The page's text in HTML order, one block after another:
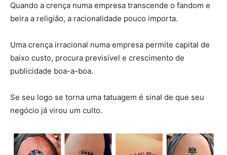
Quando a crença numa empresa transcende o fandom e
beira a religião, a racionalidade pouco importa.
Uma crença irracional numa empresa permite capital de
baixo custo, procura previsível e crescimento de
publicidade boa-a-boa.
Se seu logo se torna uma tatuagem é sinal de que seu
negócio já virou um culto.